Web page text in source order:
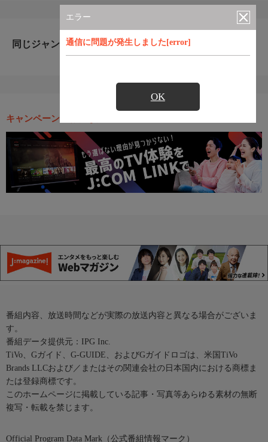
エラー
通信に問題が発生しました[error]
OK
同じジャンルのおすすめ番組
キャンペーン・お得な情報
番組内容、放送時間などが実際の放送内容と異なる場合がございま
す。
番組データ提供元：IPG Inc.
TiVo、Gガイド、G-GUIDE、およびGガイドロゴは、米国TiVo
Brands LLCおよび／またはその関連会社の日本国内における商標ま
たは登録商標です。
このホームページに掲載している記事・写真等あらゆる素材の無断
複写・転載を禁じます。
Official Program Data Mark（公式番組情報マーク）